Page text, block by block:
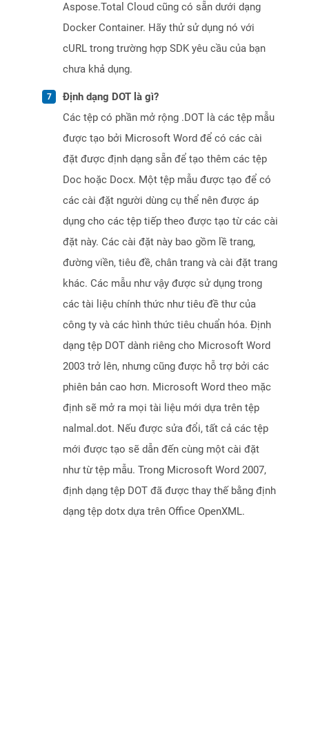
Aspose.Total Cloud cũng có sẵn dưới dạng
Docker Container. Hãy thử sử dụng nó với
cURL trong trường hợp SDK yêu cầu của bạn
chưa khả dụng.
Định dạng DOT là gì?
Các tệp có phần mở rộng .DOT là các tệp mẫu
được tạo bởi Microsoft Word để có các cài
đặt được định dạng sẵn để tạo thêm các tệp
Doc hoặc Docx. Một tệp mẫu được tạo để có
các cài đặt người dùng cụ thể nên được áp
dụng cho các tệp tiếp theo được tạo từ các cài
đặt này. Các cài đặt này bao gồm lề trang,
đường viền, tiêu đề, chân trang và cài đặt trang
khác. Các mẫu như vậy được sử dụng trong
các tài liệu chính thức như tiêu đề thư của
công ty và các hình thức tiêu chuẩn hóa. Định
dạng tệp DOT dành riêng cho Microsoft Word
2003 trở lên, nhưng cũng được hỗ trợ bởi các
phiên bản cao hơn. Microsoft Word theo mặc
định sẽ mở ra mọi tài liệu mới dựa trên tệp
nalmal.dot. Nếu được sửa đổi, tất cả các tệp
mới được tạo sẽ dẫn đến cùng một cài đặt
như từ tệp mẫu. Trong Microsoft Word 2007,
định dạng tệp DOT đã được thay thế bằng định
dạng tệp dotx dựa trên Office OpenXML.